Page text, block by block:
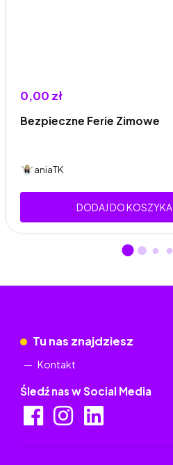
0,00 zł
Bezpieczne Ferie Zimowe
aniaTK
DODAJ DO KOSZYKA
Tu nas znajdziesz
Kontakt
Śledź nas w Social Media